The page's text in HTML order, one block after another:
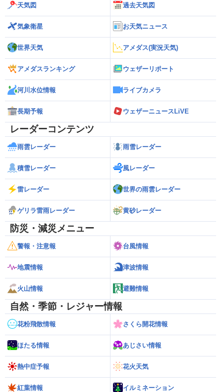
天気図 過去天気図
気象衛星 お天気ニュース
世界天気 アメダス(実況天気)
アメダスランキング ウェザーリポート
河川水位情報 ライブカメラ
長期予報 ウェザーニュースLiVE
レーダーコンテンツ
雨雲レーダー 雨雪レーダー
積雪レーダー 風レーダー
雷レーダー 世界の雨雲レーダー
ゲリラ雷雨レーダー 黄砂レーダー
防災・減災メニュー
警報・注意報 台風情報
地震情報 津波情報
火山情報 避難情報
自然・季節・レジャー情報
花粉飛散情報 さくら開花情報
ほたる情報 あじさい情報
熱中症予報 花火天気
紅葉情報 イルミネーション